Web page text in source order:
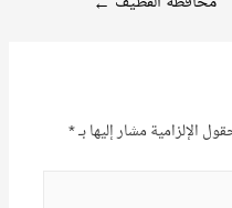
الإلزامية مشار إليها بـ*